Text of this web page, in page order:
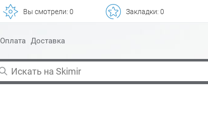
Вы смотрели: 0 Закладки: 0
Оплата Доставка